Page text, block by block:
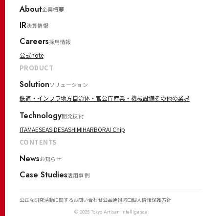
About企業概要
IR決算情報
Careers採用情報
公式note
PRODUCT
Solutionソリューション
鉄道・インフラ地方自治体・官公庁産業・機械設備その他の業界
Technology開発技術
ITAMAESEASIDESASHIMIHARBORAI Chip
CONTENTS
Newsお知らせ
Case Studies活用事例
公正な研究活動に関するお問い合わせ公益通報窓口個人情報保護方針
© 2025 Tokyo Artisan Intelligence